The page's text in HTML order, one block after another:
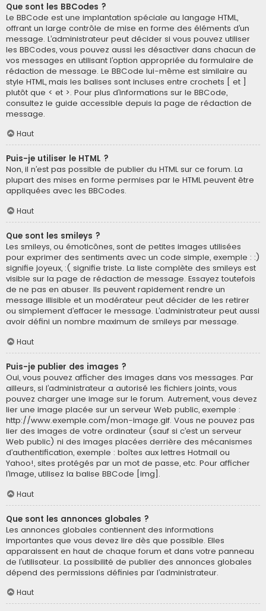
Que sont les BBCodes ?
Le BBCode est une implantation spéciale au langage HTML,
offrant un large contrôle de mise en forme des éléments d’un
message. L’administrateur peut décider si vous pouvez utiliser
les BBCodes, vous pouvez aussi les désactiver dans chacun de
vos messages en utilisant l’option appropriée du formulaire de
rédaction de message. Le BBCode lui-même est similaire au
style HTML, mais les balises sont incluses entre crochets [ et ]
plutôt que < et >. Pour plus d’informations sur le BBCode,
consultez le guide accessible depuis la page de rédaction de
message.
Haut
Puis-je utiliser le HTML ?
Non, il n’est pas possible de publier du HTML sur ce forum. La
plupart des mises en forme permises par le HTML peuvent être
appliquées avec les BBCodes.
Haut
Que sont les smileys ?
Les smileys, ou émoticônes, sont de petites images utilisées
pour exprimer des sentiments avec un code simple, exemple : :)
signifie joyeux, :( signifie triste. La liste complète des smileys est
visible sur la page de rédaction de message. Essayez toutefois
de ne pas en abuser. Ils peuvent rapidement rendre un
message illisible et un modérateur peut décider de les retirer
ou simplement d’effacer le message. L’administrateur peut aussi
avoir défini un nombre maximum de smileys par message.
Haut
Puis-je publier des images ?
Oui, vous pouvez afficher des images dans vos messages. Par
ailleurs, si l’administrateur a autorisé les fichiers joints, vous
pouvez charger une image sur le forum. Autrement, vous devez
lier une image placée sur un serveur Web public, exemple :
http://www.exemple.com/mon-image.gif. Vous ne pouvez pas
lier des images de votre ordinateur (sauf si c’est un serveur
Web public) ni des images placées derrière des mécanismes
d’authentification, exemple : boîtes aux lettres Hotmail ou
Yahoo!, sites protégés par un mot de passe, etc. Pour afficher
l’image, utilisez la balise BBCode [img].
Haut
Que sont les annonces globales ?
Les annonces globales contiennent des informations
importantes que vous devez lire dès que possible. Elles
apparaissent en haut de chaque forum et dans votre panneau
de l’utilisateur. La possibilité de publier des annonces globales
dépend des permissions définies par l’administrateur.
Haut